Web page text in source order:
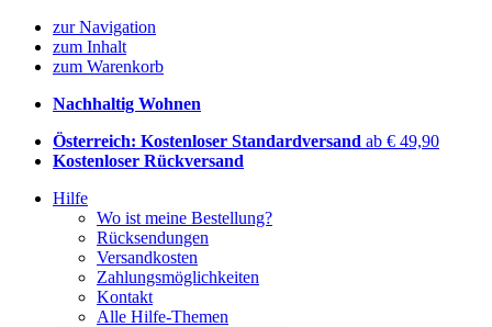
zur Navigation
zum Inhalt
zum Warenkorb
Nachhaltig Wohnen
Österreich: Kostenloser Standardversand ab € 49,90
Kostenloser Rückversand
Hilfe
Wo ist meine Bestellung?
Rücksendungen
Versandkosten
Zahlungsmöglichkeiten
Kontakt
Alle Hilfe-Themen